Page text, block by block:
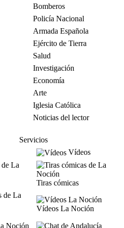
Bomberos
Policía Nacional
Armada Española
Ejército de Tierra
Salud
Investigación
Economía
Arte
Iglesia Católica
Noticias del lector
Servicios
Vídeos
Tiras cómicas
Vídeos La Noción